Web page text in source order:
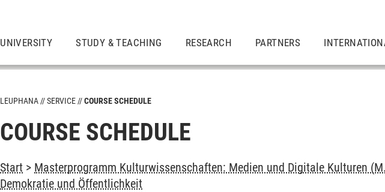
UNIVERSITY STUDY & TEACHING RESEARCH PARTNERS
LEUPHANA SERVICE COURSE SCHEDULE
COURSE SCHEDULE
Start > Masterprogramm Kulturwissenschaften: Medien und Digitale Kulturen
Demokratie und Öffentlichkeit